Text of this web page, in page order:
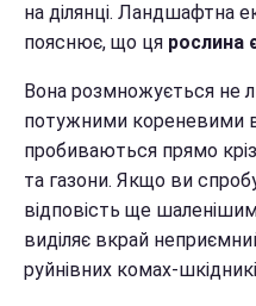
на ділянці. Ландшафтна
пояснює, що ця рослина
Вона розмножується не
потужними кореневими
пробиваються прямо
та газони. Якщо ви
відповість ще
виділяє вкрай
руйнівних комах-